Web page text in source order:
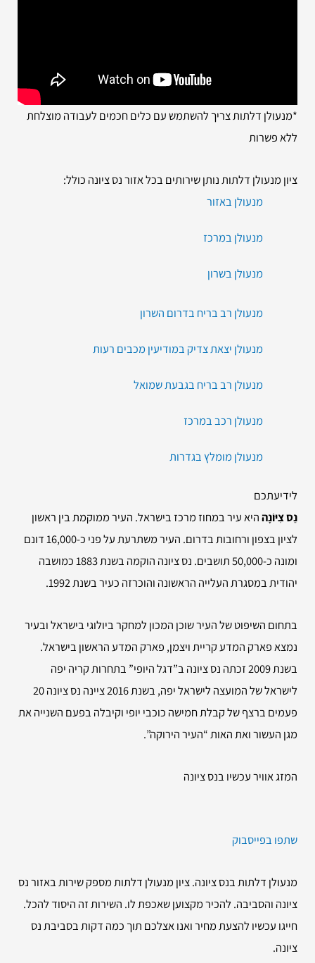
*מנעולן דלתות צריך להשתמש עם כלים חכמים לעבודה מוצלחת
ללא פשרות
ציון מנעולן דלתות נותן שירותים בכל אזור נס ציונה כולל:
מנעולן באזור
מנעולן במרכז
מנעולן בשרון
מנעולן רב בריח בדרום השרון
מנעולן יצאת צדיק במודיעין מכבים רעות
מנעולן רב בריח בגבעת שמואל
מנעולן רכב במרכז
מנעולן מומלץ בגדרות
לידיעתכם
נֵס צִיּוֹנָההיא עיר במחוז מרכז בישראל. העיר ממוקמת בין ראשון
לציון בצפון ורחובות בדרום. העיר משתרעת על פני כ-16,000 דונם
ומונה כ-50,000 תושבים. נס ציונה הוקמה בשנת 1883 כמושבה
יהודית במסגרת העלייה הראשונה והוכרזה כעיר בשנת 1992.
בתחום השיפוט של העיר שוכן המכון למחקר ביולוגי בישראל ובעיר
נמצא פארק המדע קריית ויצמן, פארק המדע הראשון בישראל.
בשנת 2009 זכתה נס ציונה ב”דגל היופי” בתחרות קריה יפה
לישראל של המועצה לישראל יפה, בשנת 2016 ציינה נס ציונה 20
פעמים ברצף של קבלת חמישה כוכבי יופי וקיבלה בפעם השנייה את
מגן העשור ואת האות “העיר הירוקה”.
המזג אוויר עכשיו בנס ציונה
שתפו בפייסבוק
מנעולן דלתות בנס ציונה. ציון מנעולן דלתות מספק שירות באזור נס
ציונה והסביבה. להכיר מקצוען שאכפת לו. השירות זה היסוד להכל.
חייגו עכשיו להצעת מחיר ואנו אצלכם תוך כמה דקות בסביבת נס
ציונה.